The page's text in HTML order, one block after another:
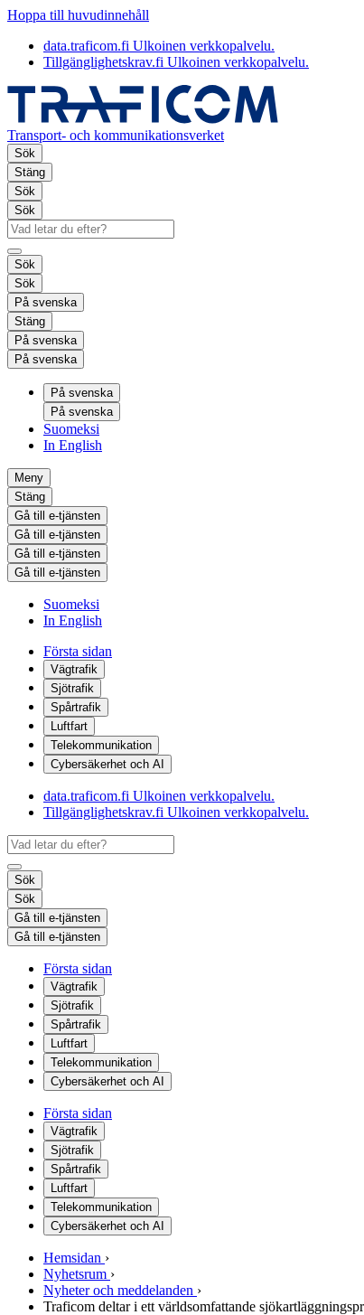
Hoppa till huvudinnehåll
data.traficom.fi Ulkoinen verkkopalvelu.
Tillgänglighetskrav.fi Ulkoinen verkkopalvelu.
Transport- och kommunikationsverket
Sök
Stäng
Sök
Sök
Sök
Sök
På svenska
Stäng
På svenska
På svenska
På svenska
På svenska
Suomeksi
In English
Meny
Stäng
Gå till e-tjänsten
Gå till e-tjänsten
Gå till e-tjänsten
Gå till e-tjänsten
Suomeksi
In English
Första sidan
Vägtrafik
Sjötrafik
Spårtrafik
Luftfart
Telekommunikation
Cybersäkerhet och AI
data.traficom.fi Ulkoinen verkkopalvelu.
Tillgänglighetskrav.fi Ulkoinen verkkopalvelu.
Sök
Sök
Gå till e-tjänsten
Gå till e-tjänsten
Första sidan
Vägtrafik
Sjötrafik
Spårtrafik
Luftfart
Telekommunikation
Cybersäkerhet och AI
Första sidan
Vägtrafik
Sjötrafik
Spårtrafik
Luftfart
Telekommunikation
Cybersäkerhet och AI
Hemsidan ›
Nyhetsrum ›
Nyheter och meddelanden ›
Traficom deltar i ett världsomfattande